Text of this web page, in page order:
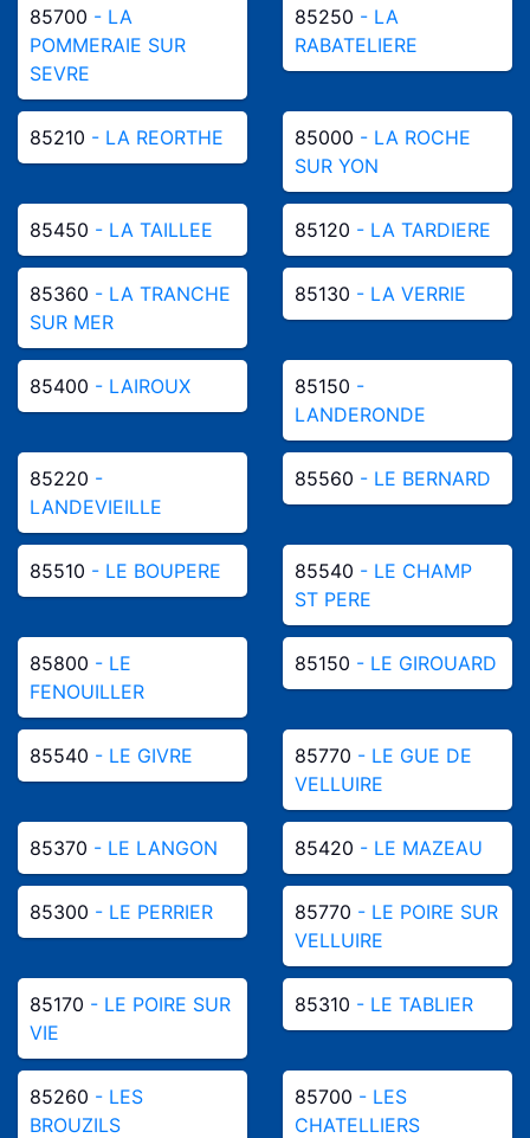
85700 - LA
POMMERAIE SUR
SEVRE
85250 - LA
RABATELIERE
85210 - LA REORTHE 85000 - LA ROCHE
SUR YON
85450 - LA TAILLEE 85120 - LA TARDIERE
85360 - LA TRANCHE
SUR MER
85130 - LA VERRIE
85400 - LAIROUX 85150 -
LANDERONDE
85220 -
LANDEVIEILLE
85560 - LE BERNARD
85510 - LE BOUPERE 85540 - LE CHAMP
ST PERE
85800 - LE
FENOUILLER
85150 - LE GIROUARD
85540 - LE GIVRE 85770 - LE GUE DE
VELLUIRE
85370 - LE LANGON 85420 - LE MAZEAU
85300 - LE PERRIER 85770 - LE POIRE SUR
VELLUIRE
85170 - LE POIRE SUR
VIE
85310 - LE TABLIER
85260 - LES
BROUZILS
85700 - LES
CHATELLIERS